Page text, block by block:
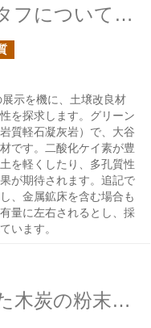
注目の資材、グリーンタフについて知ろう
示を機に、土壌改良材
を探求します。グリーン
質軽石凝灰岩）で、大谷
です。二酸化ケイ素が豊
を軽くしたり、多孔質性
が期待されます。追記で
、金属鉱床を含む場合も
量に左右されるとし、採
います。
炭焼き職人から教わった木炭の粉末のこと